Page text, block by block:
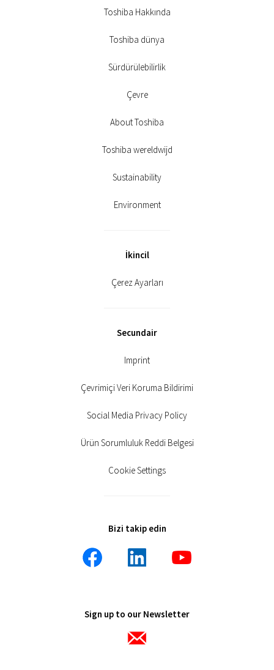
Toshiba Hakkında
Toshiba dünya
Sürdürülebilirlik
Çevre
About Toshiba
Toshiba wereldwijd
Sustainability
Environment
İkincil
Çerez Ayarları
Secundair
Imprint
Çevrimiçi Veri Koruma Bildirimi
Social Media Privacy Policy
Ürün Sorumluluk Reddi Belgesi
Cookie Settings
Bizi takip edin
Sign up to our Newsletter